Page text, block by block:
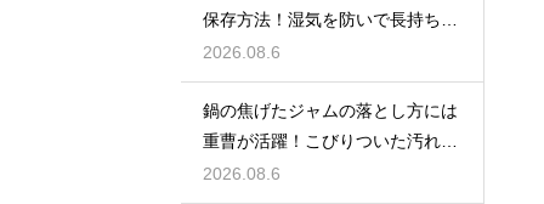
保存方法！湿気を防いで長持ちさ
せるコツ
2026.08.6
鍋の焦げたジャムの落とし方には
重曹が活躍！こびりついた汚れを
綺麗に落としてピカピカにする技
2026.08.6